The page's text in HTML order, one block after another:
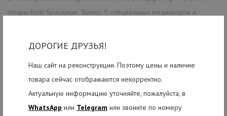
ДОРОГИЕ ДРУЗЬЯ!
Наш сайт на реконструкции. Поэтому цены и наличие
товара сейчас отображаются некорректно.
Актуальную информацию уточняйте, пожалуйста, в
WhatsApp или Telegram или звоните по номеру
гитары Keiki Spaceman. Тюнер, 5 специальных медиаторов и
полезных для занятий аксессуаров - лучший инструмент для
любого творческого пути!
Перед отправкой наш опытный мастер подготовит инструмент для
вас: отрегулирует высоту струн для исключения возможного